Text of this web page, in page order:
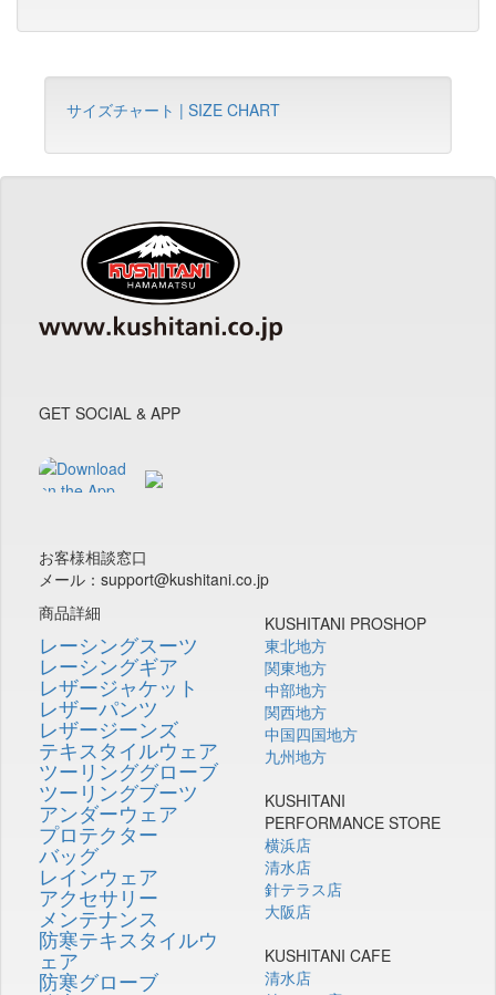
サイズチャート | SIZE CHART
GET SOCIAL & APP
お客様相談窓口
メール：support@kushitani.co.jp
商品詳細
レーシングスーツ
レーシングギア
レザージャケット
レザーパンツ
レザージーンズ
テキスタイルウェア
ツーリンググローブ
ツーリングブーツ
アンダーウェア
プロテクター
バッグ
レインウェア
アクセサリー
メンテナンス
防寒テキスタイルウ
ェア
防寒グローブ
KUSHITANI PROSHOP
東北地方
関東地方
中部地方
関西地方
中国四国地方
九州地方
KUSHITANI
PERFORMANCE STORE
横浜店
清水店
針テラス店
大阪店
KUSHITANI CAFE
清水店